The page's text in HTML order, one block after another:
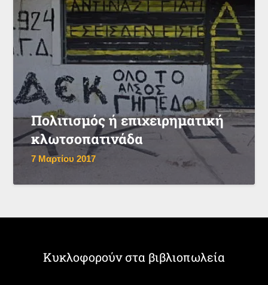
Πολιτισμός ή επιχειρηματική
κλωτσοπατινάδα
7 Μαρτίου 2017
Κυκλοφορούν στα βιβλιοπωλεία